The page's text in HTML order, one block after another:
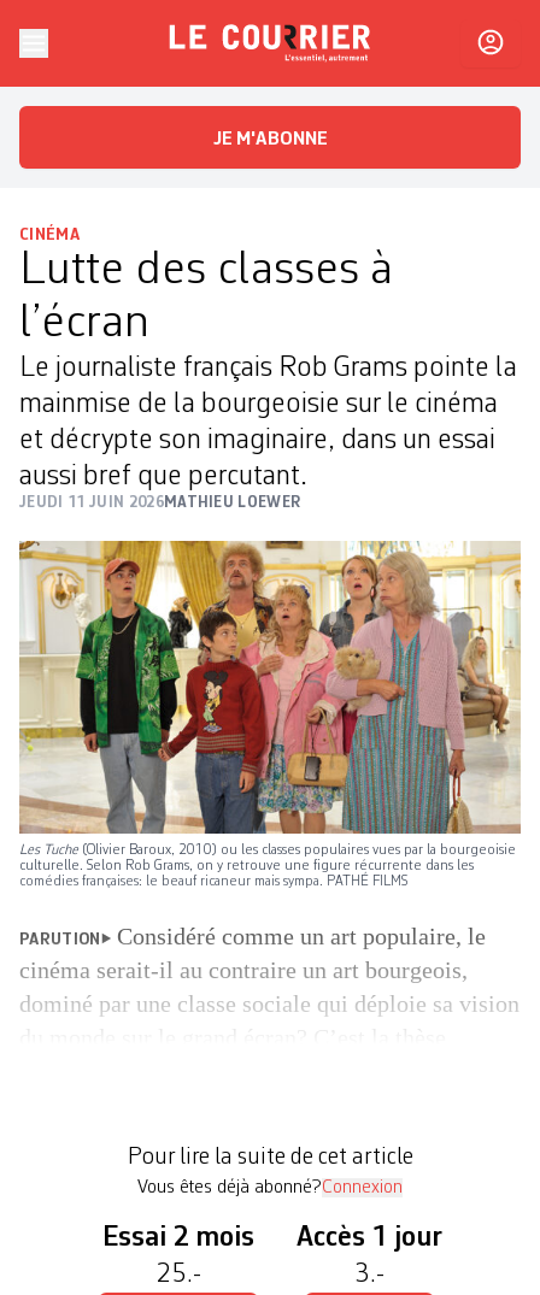
Le CourrierL'essentiel, autrement
JE M'ABONNE
CINÉMA
Lutte des classes à
l’écran
Le journaliste français Rob Grams pointe la
mainmise de la bourgeoisie sur le cinéma
et décrypte son imaginaire, dans un essai
aussi bref que percutant.
JEUDI 11 JUIN 2026MATHIEU LOEWER
Les Tuche (Olivier Baroux, 2010) ou les classes populaires vues par la bourgeoisie
culturelle. Selon Rob Grams, on y retrouve une figure récurrente dans les
comédies françaises: le beauf ricaneur mais sympa. PATHÉ FILMS
PARUTION
Considéré comme un art po­pulaire, le
cinéma serait-il au con­traire un art bourgeois,
dominé par une classe sociale qui déploie sa vision
Pour lire la suite de cet article
Vous êtes déjà abonné?Connexion
Essai 2 mois
25.-
Accès 1 jour
3.-